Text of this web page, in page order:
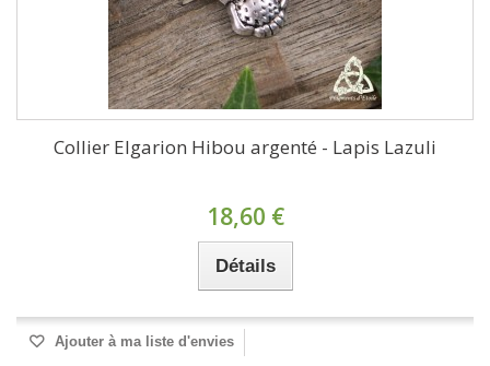
Collier Elgarion Hibou argenté - Lapis Lazuli
18,60 €
Détails
Ajouter à ma liste d'envies